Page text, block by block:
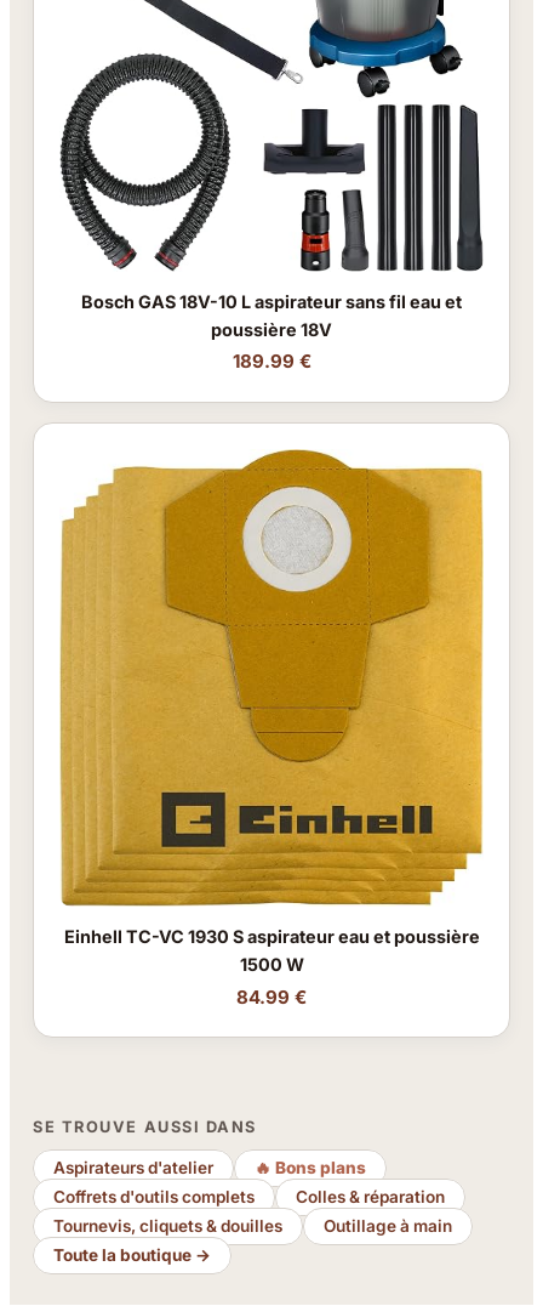
Bosch GAS 18V-10 L aspirateur sans fil eau et
poussière 18V
189.99 €
Einhell TC-VC 1930 S aspirateur eau et poussière
1500 W
84.99 €
SE TROUVE AUSSI DANS
Aspirateurs d'atelier
🔥 Bons plans
Coffrets d'outils complets
Colles & réparation
Tournevis, cliquets & douilles
Outillage à main
Toute la boutique →